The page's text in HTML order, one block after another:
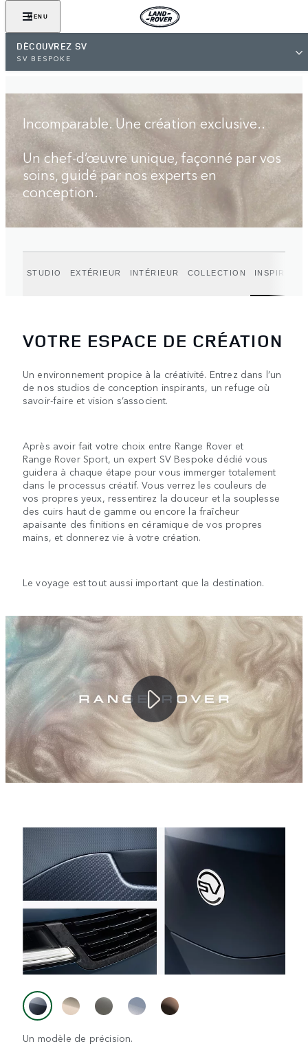
MENU
DÉCOUVREZ SV
SV BESPOKE
TROUVEZ UN CONCESSIONNAIRE
Incomparable. Une création exclusive..
Un chef-d’œuvre unique, façonné par vos
soins, guidé par nos experts en
conception.
STUDIO EXTÉRIEUR INTÉRIEUR COLLECTION
VOTRE ESPACE DE CRÉATION
Un environnement propice à la créativité. Entrez dans l’un
de nos studios de conception inspirants, un refuge où
savoir-faire et vision s’associent.
Après avoir fait votre choix entre Range Rover et
Range Rover Sport, un expert SV Bespoke dédié vous
guidera à chaque étape pour vous immerger totalement
dans le processus créatif. Vous verrez les couleurs de
vos propres yeux, ressentirez la douceur et la souplesse
des cuirs haut de gamme ou encore la fraîcheur
apaisante des finitions en céramique de vos propres
mains, et donnerez vie à votre création.
Le voyage est tout aussi important que la destination.
Un modèle de précision.